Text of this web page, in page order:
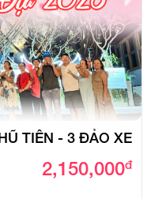
TIÊN - 3 ĐẢO XE
2,150,000đ